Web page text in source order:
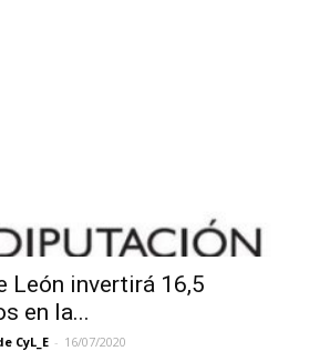
León invertirá 16,5
en la...
CyL_E - 16/07/2020